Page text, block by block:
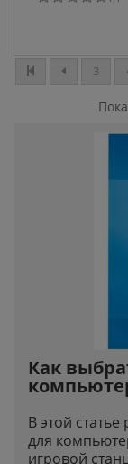
3
Как
В этой
для
игровой